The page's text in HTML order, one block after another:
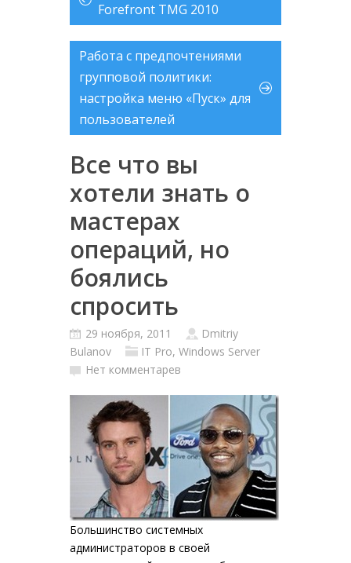
Forefront TMG 2010
Работа с предпочтениями
групповой политики:
настройка меню «Пуск» для
пользователей
Все что вы
хотели знать о
мастерах
операций, но
боялись
спросить
29 ноября, 2011
Dmitriy
Bulanov
IT Pro, Windows Server
Нет комментарев
Большинство системных
администраторов в своей